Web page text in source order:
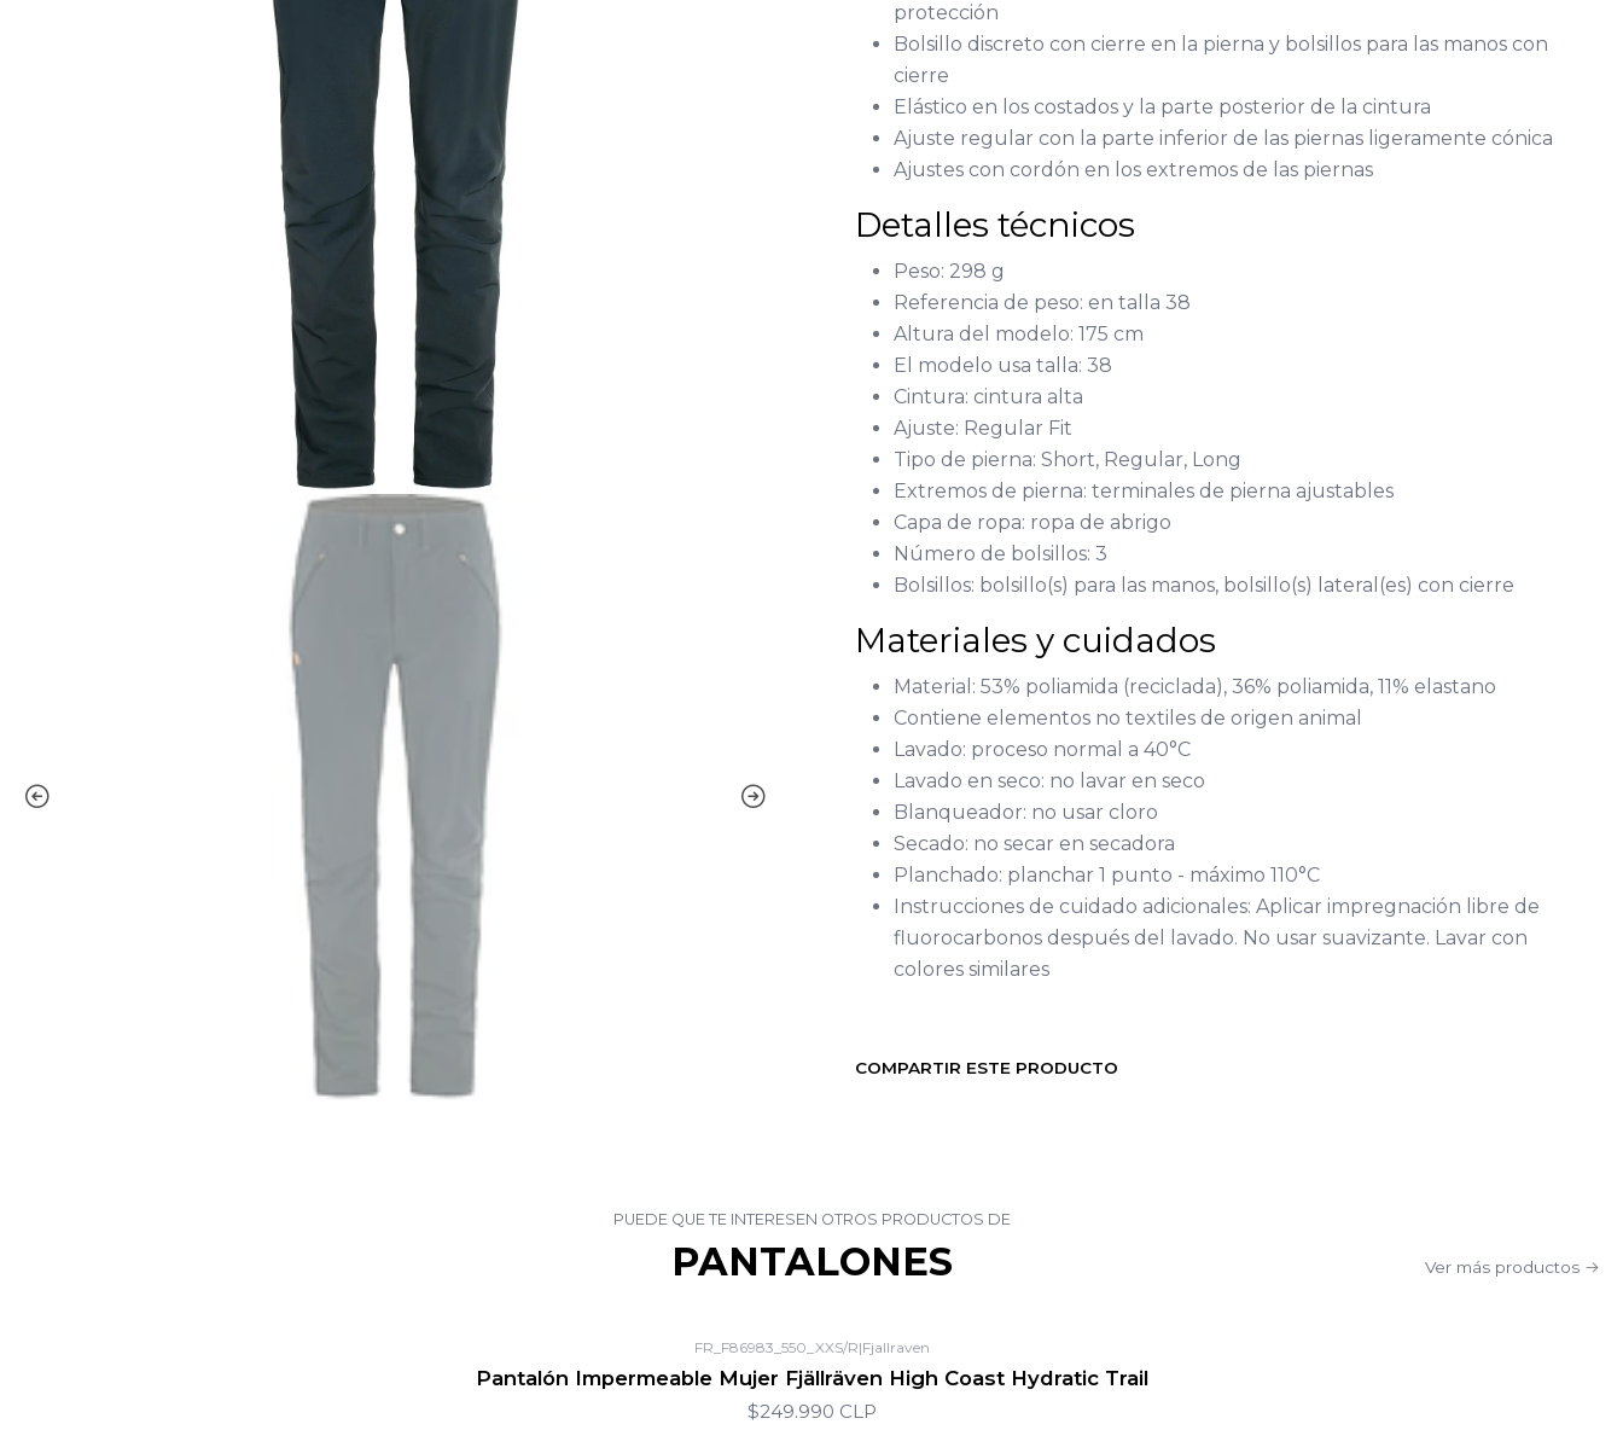
protección
Bolsillo discreto con cierre en la pierna y bolsillos para las manos con
cierre
Elástico en los costados y la parte posterior de la cintura
Ajuste regular con la parte inferior de las piernas ligeramente cónica
Ajustes con cordón en los extremos de las piernas
Detalles técnicos
Peso: 298 g
Referencia de peso: en talla 38
Altura del modelo: 175 cm
El modelo usa talla: 38
Cintura: cintura alta
Ajuste: Regular Fit
Tipo de pierna: Short, Regular, Long
Extremos de pierna: terminales de pierna ajustables
Capa de ropa: ropa de abrigo
Número de bolsillos: 3
Bolsillos: bolsillo(s) para las manos, bolsillo(s) lateral(es) con cierre
Materiales y cuidados
Material: 53% poliamida (reciclada), 36% poliamida, 11% elastano
Contiene elementos no textiles de origen animal
Lavado: proceso normal a 40°C
Lavado en seco: no lavar en seco
Blanqueador: no usar cloro
Secado: no secar en secadora
Planchado: planchar 1 punto - máximo 110°C
Instrucciones de cuidado adicionales: Aplicar impregnación libre de
fluorocarbonos después del lavado. No usar suavizante. Lavar con
colores similares
COMPARTIR ESTE PRODUCTO
PUEDE QUE TE INTERESEN OTROS PRODUCTOS DE
PANTALONES Ver más productos
FR_F86983_550_XXS/R|Fjallraven
Pantalón Impermeable Mujer Fjällräven High Coast Hydratic Trail
$249.990 CLP